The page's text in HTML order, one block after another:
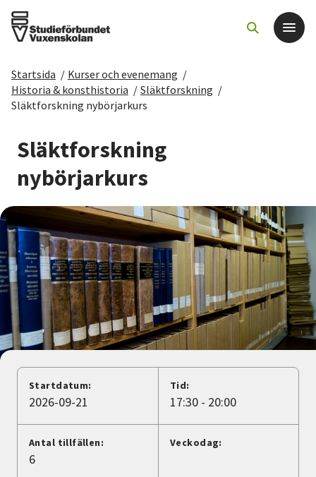
Det här gör vi
Sök kurser och evenemang
Om SV
Starta studiecirkel
Cirkelledare
Nyheter
Lyssna
Startsida / Kurser och evenemang /
Historia & konsthistoria / Släktforskning /
Släktforskning nybörjarkurs
Släktforskning
nybörjarkurs
Startdatum:
2026-09-21
Tid:
17:30 - 20:00
Antal tillfällen:
6
Veckodag: